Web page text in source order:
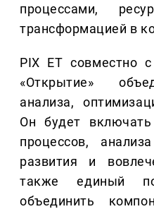
процессами,
трансформацией в
PIX ET совместно
«Открытие»
анализа,
Он будет
процессов,
развития и
также единый
объединить